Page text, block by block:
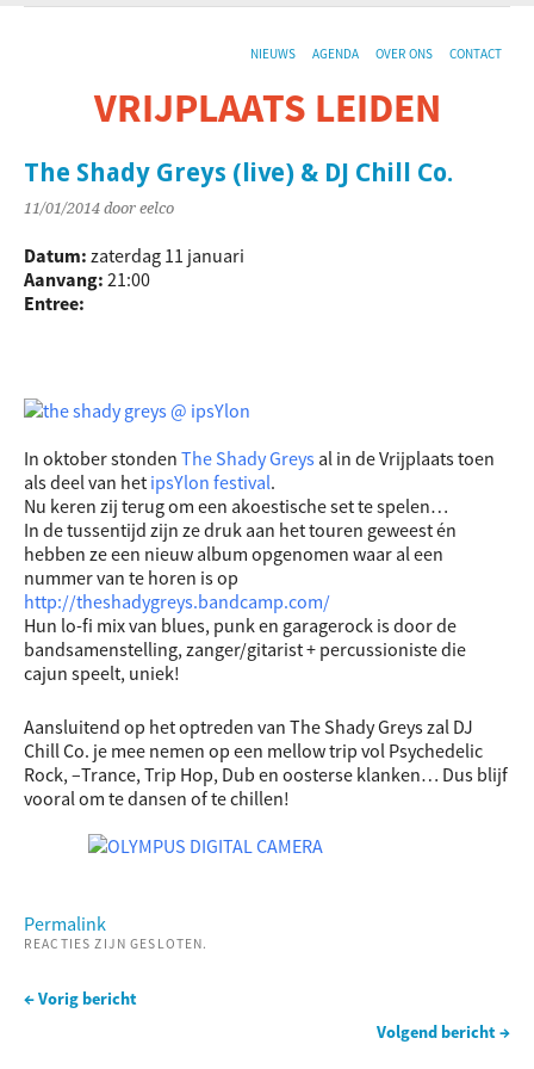
NIEUWS AGENDA OVER ONS CONTACT
VRIJPLAATS LEIDEN
The Shady Greys (live) & DJ Chill Co.
11/01/2014 door eelco
Datum: zaterdag 11 januari
Aanvang: 21:00
Entree:
In oktober stonden The Shady Greys al in de Vrijplaats toen
als deel van het ipsYlon festival.
Nu keren zij terug om een akoestische set te spelen…
In de tussentijd zijn ze druk aan het touren geweest én
hebben ze een nieuw album opgenomen waar al een
nummer van te horen is op
http://theshadygreys.bandcamp.com/
Hun lo-fi mix van blues, punk en garagerock is door de
bandsamenstelling, zanger/gitarist + percussioniste die
cajun speelt, uniek!
Aansluitend op het optreden van The Shady Greys zal DJ
Chill Co. je mee nemen op een mellow trip vol Psychedelic
Rock, –Trance, Trip Hop, Dub en oosterse klanken… Dus blijf
vooral om te dansen of te chillen!
Permalink
REACTIES ZIJN GESLOTEN.
← Vorig bericht
Volgend bericht →